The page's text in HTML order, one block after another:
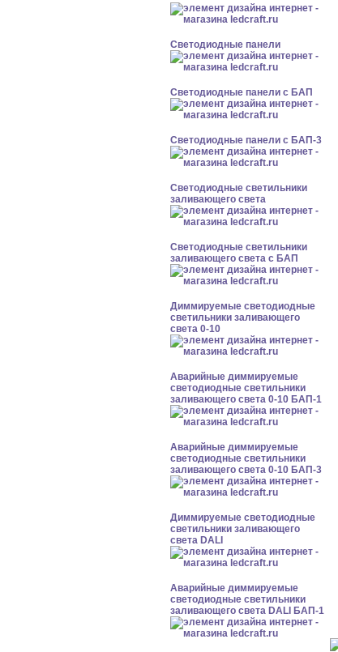
Cветодиодные панели
Cветодиодные панели с БАП
Cветодиодные панели с БАП-3
Светодиодные светильники
заливающего света
Светодиодные светильники
заливающего света с БАП
Диммируемые светодиодные
светильники заливающего
света 0-10
Аварийные диммируемые
светодиодные светильники
заливающего света 0-10 БАП-1
Аварийные диммируемые
светодиодные светильники
заливающего света 0-10 БАП-3
Диммируемые светодиодные
светильники заливающего
света DALI
Аварийные диммируемые
светодиодные светильники
заливающего света DALI БАП-1